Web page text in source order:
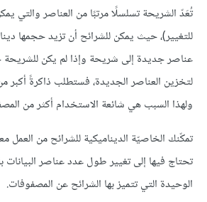
تُعَدّ الشريحة تسلسلًا مرتبًا من العناصر والتي
للتغيير)، حيث يمكن للشرائح أن تزيد حجمها
عناصر جديدة إلى شريحة وإذا لم يكن
لتخزين العناصر الجديدة، فستطلب ذاكرةً أكبر
ولهذا السبب هي شائعة الاستخدام أكثر من
تمكّنك الخاصيّة الديناميكية للشرائح من العمل
تحتاج فيها إلى تغيير طول عدد عناصر
الوحيدة التي تتميز بها الشرائح عن المصفوفات.